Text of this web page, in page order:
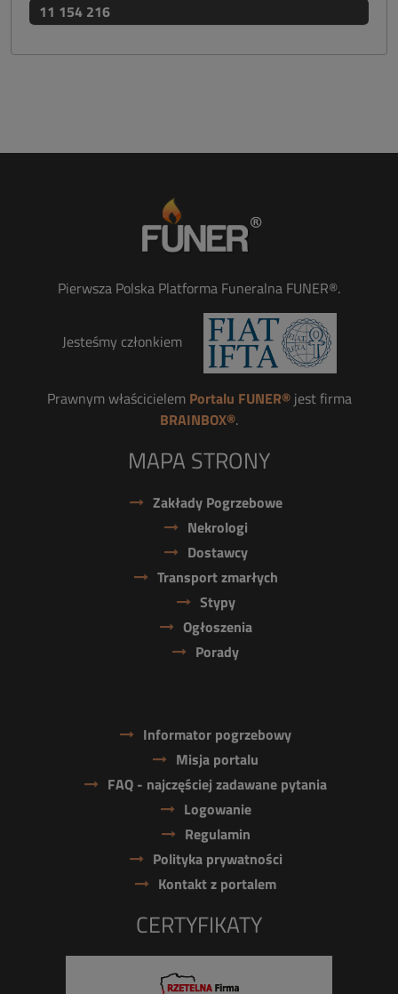
11 154 216
Pierwsza Polska Platforma Funeralna FUNER®.
Jesteśmy członkiem
Prawnym właścicielem Portalu FUNER®jest firma
BRAINBOX®.
MAPA STRONY
Zakłady Pogrzebowe
Nekrologi
Dostawcy
Transport zmarłych
Stypy
Ogłoszenia
Porady
Informator pogrzebowy
Misja portalu
FAQ - najczęściej zadawane pytania
Logowanie
Regulamin
Polityka prywatności
Kontakt z portalem
CERTYFIKATY